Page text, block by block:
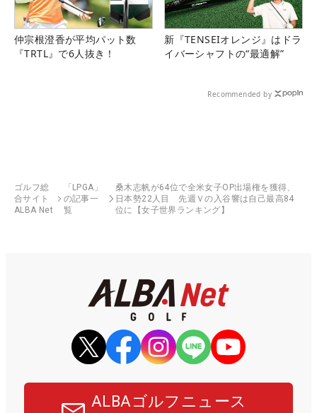
仲宗根澄香が平均パット数
『TRTL』で6人抜き！
新『TENSEIオレンジ』はドラ
イバーシャフトの“最適解”
Recommended by
ゴルフ総
合サイト
ALBA Net
「LPGA」
の記事一
覧
桑木志帆が64位で全米女子OP出場権を獲得、
日本勢22人目 先週Ｖの入谷響は自己最高84
位に【女子世界ランキング】
ALBAゴルフニュース